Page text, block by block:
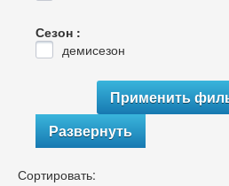
Сезон :
демисезон
Развернуть
Сортировать: